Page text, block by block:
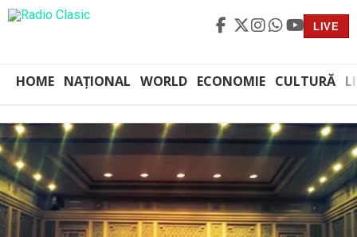
LIVE
HOME NAȚIONAL WORLD ECONOMIE CULTURĂ